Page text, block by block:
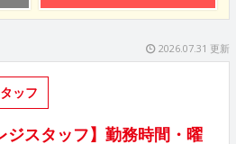
2026.07.31 更新
ッフ
ジスタッフ】勤務時間・曜